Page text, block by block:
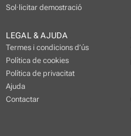
Sol·licitar demostració
LEGAL & AJUDA
Termes i condicions d’ús
Política de cookies
Política de privacitat
Ajuda
Contactar